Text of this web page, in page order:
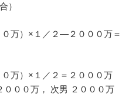
）
万）×１／２―２０００万＝
万）×１／２＝２０００万
００万， 次男 ２０００万